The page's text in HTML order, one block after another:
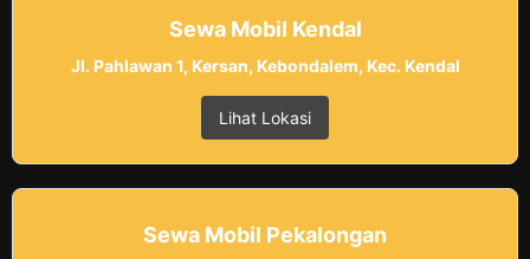
Sewa Mobil Kendal
Jl. Pahlawan 1, Kersan, Kebondalem, Kec. Kendal
Lihat Lokasi
Sewa Mobil Pekalongan